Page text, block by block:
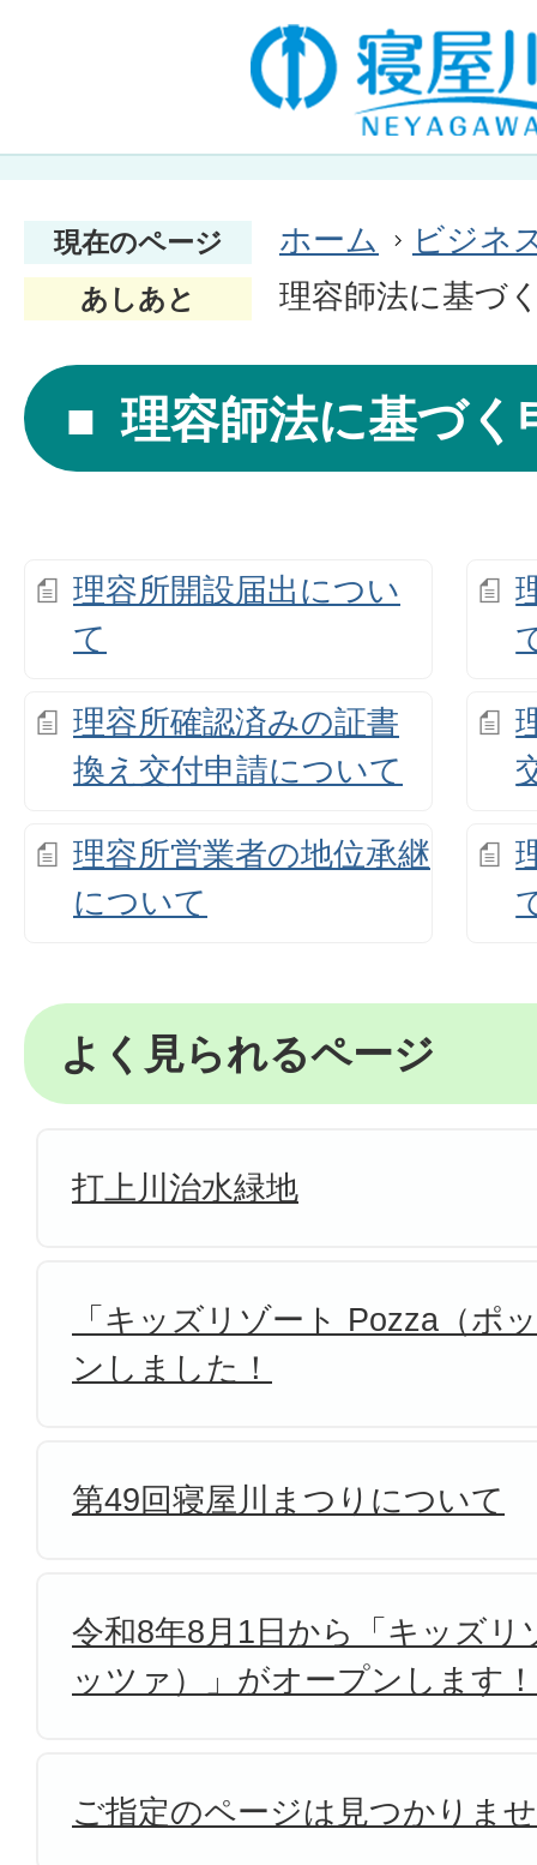
現在のページ ホーム ビジネ
あしあと 理容師法に基づ
理容師法に基づく
理容所開設届出につい
て
理容所確認済みの証書
換え交付申請について
理容所営業者の地位承継
について
よく見られるページ
打上川治水緑地
「キッズリゾート Pozza（ポ
ンしました！
第49回寝屋川まつりについて
令和8年8月1日から「キッズリ
ッツァ）」がオープンします！
ご指定のページは見つかりま